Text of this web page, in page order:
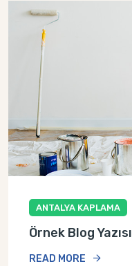
ANTALYA KAPLAMA
Örnek Blog Yazısı
READ MORE